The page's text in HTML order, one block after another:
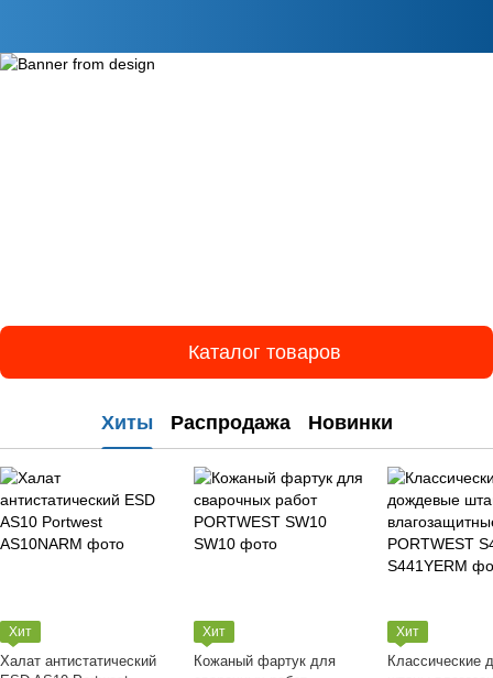
Каталог товаров
Хиты Распродажа Новинки
Хит
Халат антистатический
Хит
Кожаный фартук для
Хит
Классические